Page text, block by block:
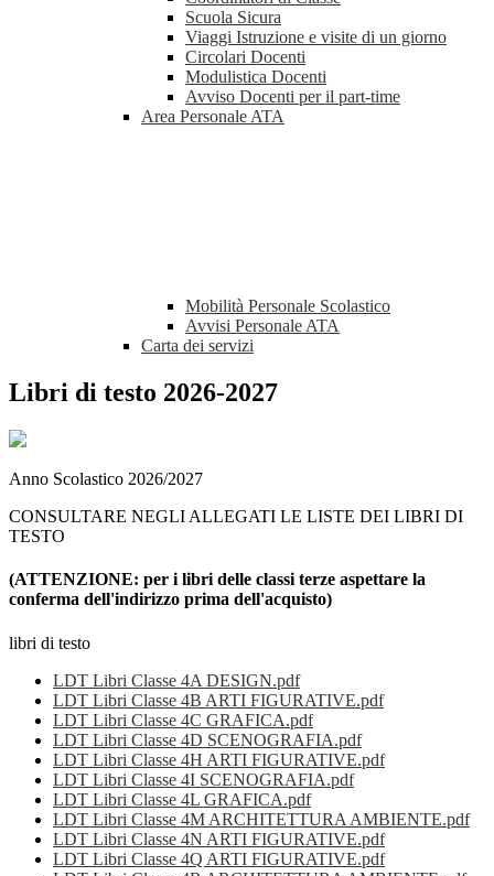
Scuola Sicura
Viaggi Istruzione e visite di un giorno
Circolari Docenti
Modulistica Docenti
Avviso Docenti per il part-time
Area Personale ATA
Mobilità Personale Scolastico
Avvisi Personale ATA
Carta dei servizi
Libri di testo 2026-2027
Anno Scolastico 2026/2027
CONSULTARE NEGLI ALLEGATI LE LISTE DEI LIBRI DI
TESTO
(ATTENZIONE: per i libri delle classi terze aspettare la
conferma dell'indirizzo prima dell'acquisto)
libri di testo
LDT Libri Classe 4A DESIGN.pdf
LDT Libri Classe 4B ARTI FIGURATIVE.pdf
LDT Libri Classe 4C GRAFICA.pdf
LDT Libri Classe 4D SCENOGRAFIA.pdf
LDT Libri Classe 4H ARTI FIGURATIVE.pdf
LDT Libri Classe 4I SCENOGRAFIA.pdf
LDT Libri Classe 4L GRAFICA.pdf
LDT Libri Classe 4M ARCHITETTURA AMBIENTE.pdf
LDT Libri Classe 4N ARTI FIGURATIVE.pdf
LDT Libri Classe 4Q ARTI FIGURATIVE.pdf